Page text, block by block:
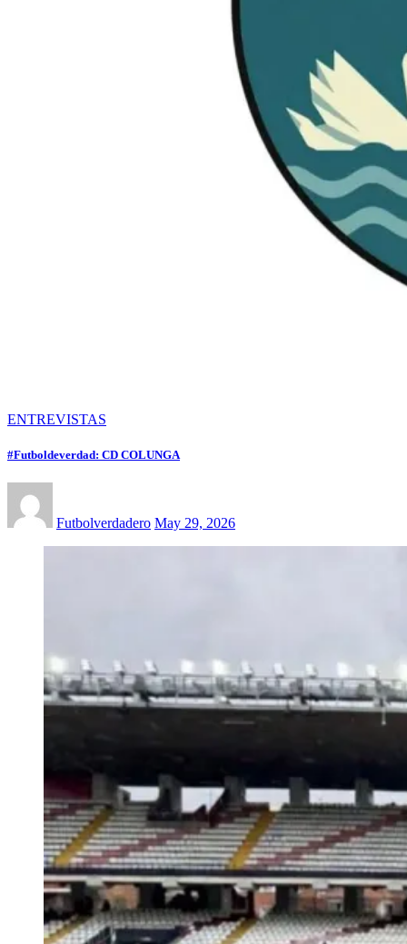
ENTREVISTAS
#Futboldeverdad: CD COLUNGA
Futbolverdadero May 29, 2026